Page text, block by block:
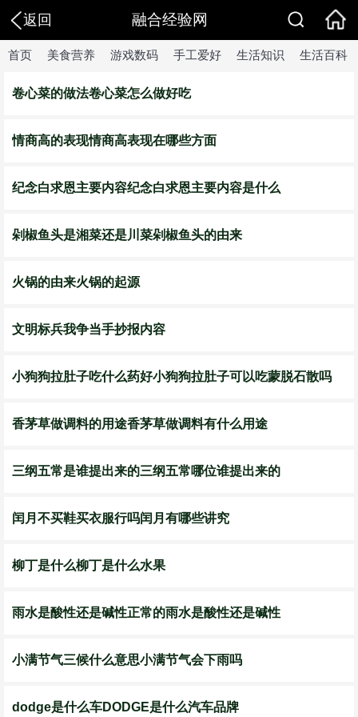
返回 融合经验网
首页 美食营养 游戏数码 手工爱好 生活知识 生活百科
卷心菜的做法卷心菜怎么做好吃
情商高的表现情商高表现在哪些方面
纪念白求恩主要内容纪念白求恩主要内容是什么
剁椒鱼头是湘菜还是川菜剁椒鱼头的由来
火锅的由来火锅的起源
文明标兵我争当手抄报内容
小狗狗拉肚子吃什么药好小狗狗拉肚子可以吃蒙脱石散吗
香茅草做调料的用途香茅草做调料有什么用途
三纲五常是谁提出来的三纲五常哪位谁提出来的
闰月不买鞋买衣服行吗闰月有哪些讲究
柳丁是什么柳丁是什么水果
雨水是酸性还是碱性正常的雨水是酸性还是碱性
小满节气三候什么意思小满节气会下雨吗
dodge是什么车DODGE是什么汽车品牌